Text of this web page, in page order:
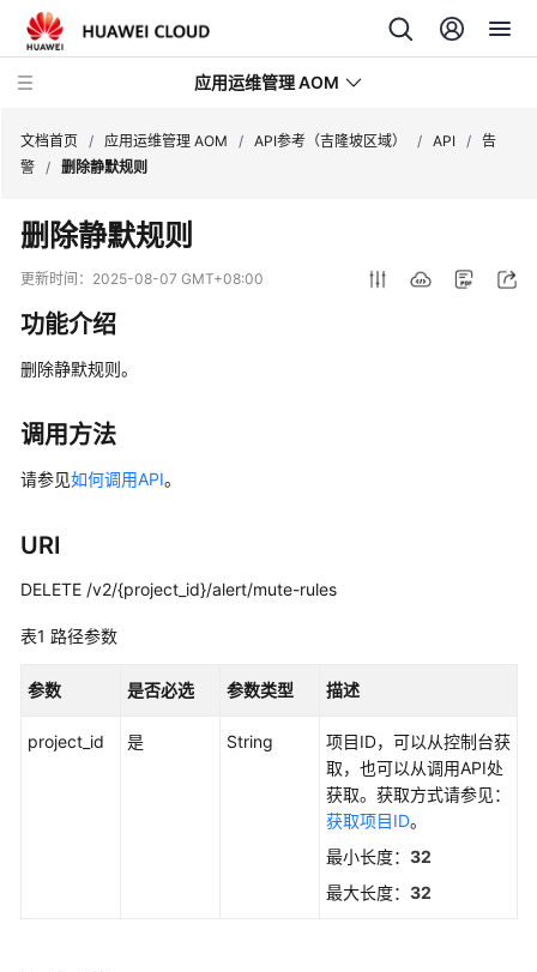
应用运维管理 AOM
最
新
动
品
绍
计
说
速
门
用
文档首页 / 应用运维管理 AOM / API参考（吉隆坡区域） / API / 告
警 / 删除静默规则
删除静默规则
更新时间： 2025-08-07 GMT+08:00
功能介绍
删除静默规则。
调用方法
请参见如何调用API。
URI
DELETE /v2/{project_id}/alert/mute-rules
表1 路径参数
参数 是否必选 参数类型 描述
project_id 是 String
项目ID，可以从控制台获
取，也可以从调用API处
获取。获取方式请参见：
获取项目ID。
最小长度： 32
最大长度： 32